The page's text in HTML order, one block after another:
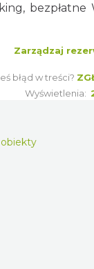
bezpłatne
Zarządzaj
błąd w treści?
Wyświetlenia: